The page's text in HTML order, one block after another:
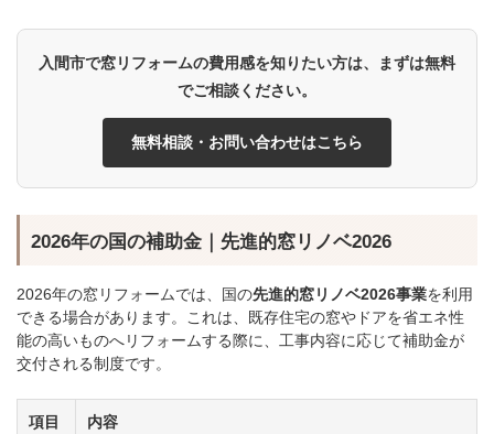
入間市で窓リフォームの費用感を知りたい方は、まずは無料
でご相談ください。
無料相談・お問い合わせはこちら
2026年の国の補助金｜先進的窓リノベ2026
2026年の窓リフォームでは、国の先進的窓リノベ2026事業を利用
できる場合があります。これは、既存住宅の窓やドアを省エネ性
能の高いものへリフォームする際に、工事内容に応じて補助金が
交付される制度です。
項目 内容